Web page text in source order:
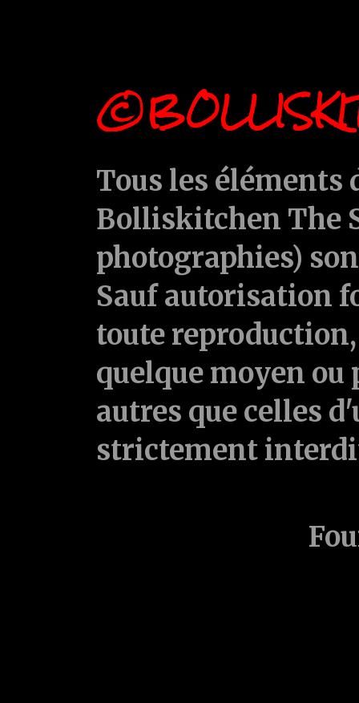
Tous les
Bolliskitchen The
photographies)
Sauf autorisation
toute
quelque moyen ou
autres que celles
strictement